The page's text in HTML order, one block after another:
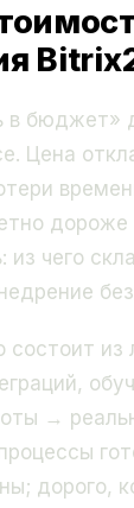
в бюджет»
Цена
из чего
из
→
дорого,